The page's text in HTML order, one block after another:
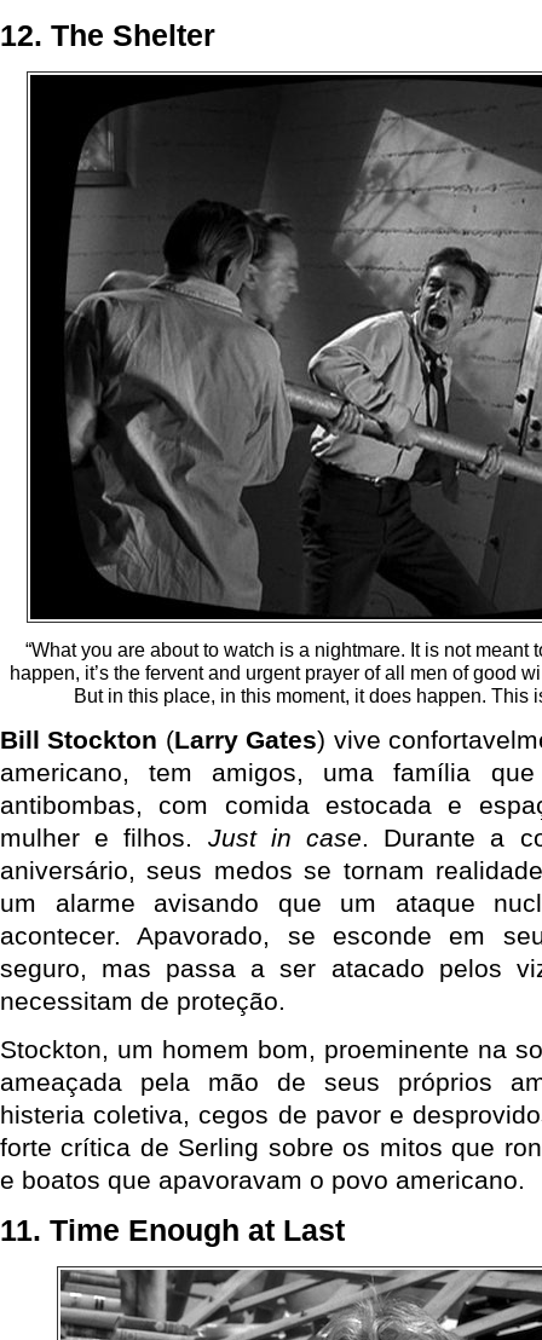
12. The Shelter
“What you are about to watch is a nightmare. It is not meant
happen, it’s the fervent and urgent prayer of all men of good
But in this place, in this moment, it does happen. This
Bill Stockton (Larry Gates) vive
americano, tem amigos, uma família
antibombas, com comida estocada e
mulher e filhos. Just in case. Durante a
aniversário, seus medos se tornam
um alarme avisando que um ataque
acontecer. Apavorado, se esconde em
seguro, mas passa a ser atacado pelos
necessitam de proteção.
Stockton, um homem bom, proeminente na
ameaçada pela mão de seus próprios
histeria coletiva, cegos de pavor e
forte crítica de Serling sobre os mitos que
e boatos que apavoravam o povo americano.
11. Time Enough at Last